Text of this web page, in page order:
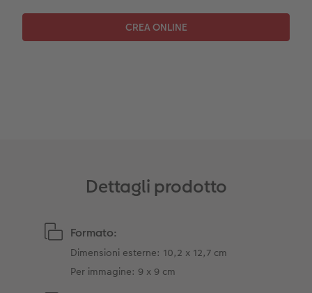
Dettagli prodotto
Formato:
Dimensioni esterne: 10,2 x 12,7 cm
Per immagine: 9 x 9 cm